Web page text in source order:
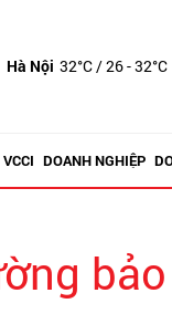
Hà Nội 32°C/ 26 - 32°C
VCCI DOANH NGHIỆP